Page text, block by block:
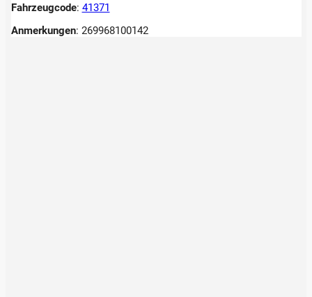
Fahrzeugcode: 41371
Anmerkungen: 269968100142